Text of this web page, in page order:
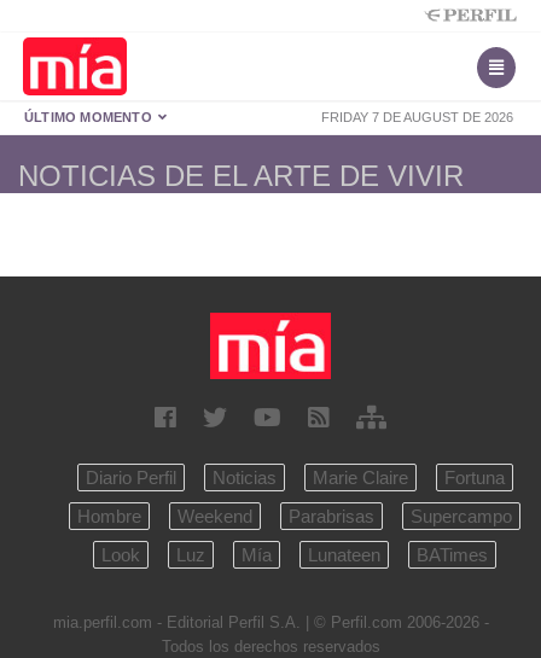
FRIDAY 7 DE AUGUST DE 2026
ÚLTIMO MOMENTO
NOTICIAS DE EL ARTE DE VIVIR
Diario Perfil Noticias Marie Claire
Fortuna
Hombre
Weekend Parabrisas
Supercampo
Look
Luz Mía Lunateen BATimes
mia.perfil.com - Editorial Perfil S.A. | © Perfil.com 2006-2026 -
Todos los derechos reservados